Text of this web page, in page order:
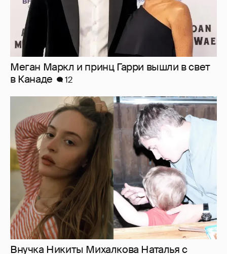
Внучка Никиты Михалкова Наталья с
мужем и сыном отдыхает на яхте